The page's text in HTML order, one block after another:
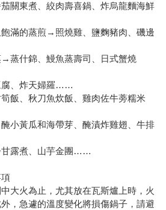
關東煮、絞肉壽喜鍋、炸烏龍麵海鮮
滿的蒸煎→照燒雞、鹽麴豬肉、磯邊
蒸什錦、鰻魚蒸壽司、日式蟹燒
腐、炸天婦羅……
飯、秋刀魚炊飯、雞肉佐牛蒡糯米
小黃瓜和海帶芽、醃漬炸雞翅、牛排
露煮、山芋金團……
大火為止，尤其放在瓦斯爐上時，火
，急遽的溫度變化將損傷鍋子，請避